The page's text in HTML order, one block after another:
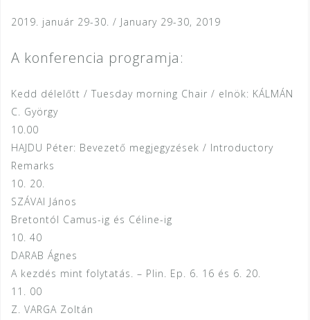
2019. január 29-30. / January 29-30, 2019
A konferencia programja:
Kedd délelőtt / Tuesday morning Chair / elnök: KÁLMÁN
C. György
10.00
HAJDU Péter: Bevezető megjegyzések / Introductory
Remarks
10. 20.
SZÁVAI János
Bretontól Camus-ig és Céline-ig
10. 40
DARAB Ágnes
A kezdés mint folytatás. – Plin. Ep. 6. 16 és 6. 20.
11. 00
Z. VARGA Zoltán